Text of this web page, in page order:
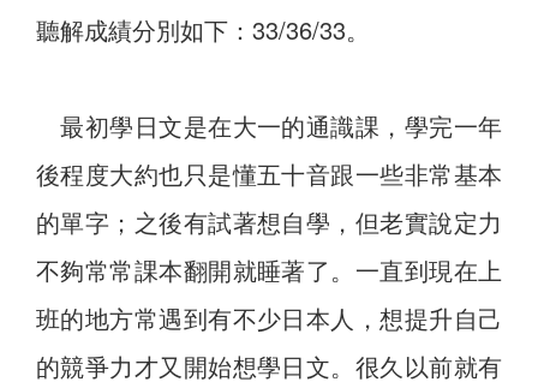
聽解成績分別如下：33/36/33。
最初學日文是在大一的通識課，學完一年
後程度大約也只是懂五十音跟一些非常基本
的單字；之後有試著想自學，但老實說定力
不夠常常課本翻開就睡著了。一直到現在上
班的地方常遇到有不少日本人，想提升自己
的競爭力才又開始想學日文。很久以前就有